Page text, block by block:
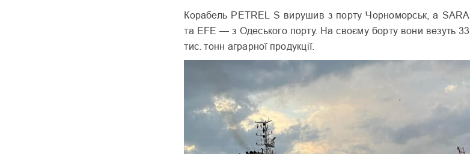
Корабель PETREL S вирушив з порту Чорноморськ, а SARA
та EFE — з Одеського порту. На своєму борту вони везуть 33
тис. тонн аграрної продукції.